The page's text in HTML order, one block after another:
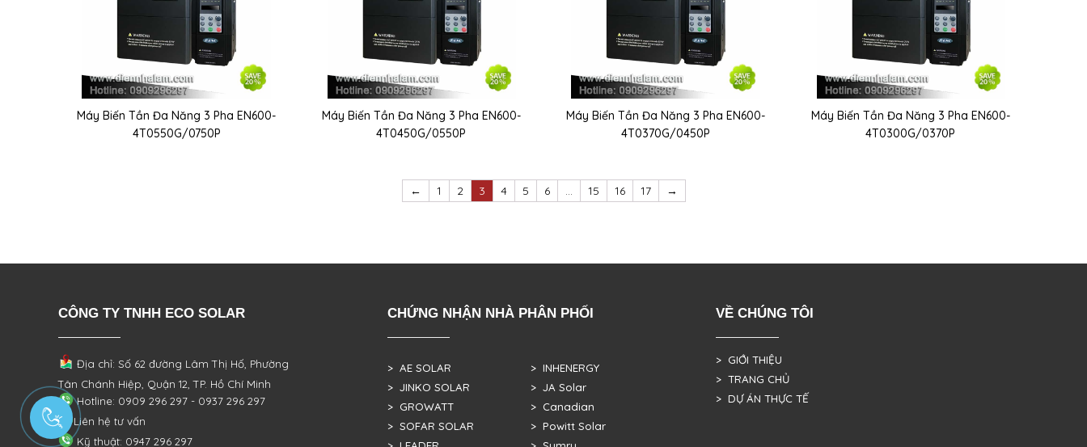
Máy Biến Tần Đa Năng 3 Pha EN600-
4T0550G/0750P
Máy Biến Tần Đa Năng 3 Pha EN600-
4T0450G/0550P
Máy Biến Tần Đa Năng 3 Pha EN600-
4T0370G/0450P
Máy Biến Tần Đa Năng 3 Pha EN600-
4T0300G/0370P
← 1 2 3 4 5 6 … 15 16 17 →
CÔNG TY TNHH ECO SOLAR
Địa chỉ: Số 62 đường Lâm Thị Hố, Phường
Tân Chánh Hiệp, Quận 12, TP. Hồ Chí Minh
Hotline: 0909 296 297 - 0937 296 297
Liên hệ tư vấn
Kỹ thuật: 0947 296 297
CHỨNG NHẬN NHÀ PHÂN PHỐI
> AE SOLAR
> JINKO SOLAR
> GROWATT
> SOFAR SOLAR
> INHENERGY
> JA Solar
> Canadian
> Powitt Solar
VỀ CHÚNG TÔI
> GIỚI THIỆU
> TRANG CHỦ
> DỰ ÁN THỰC TẾ